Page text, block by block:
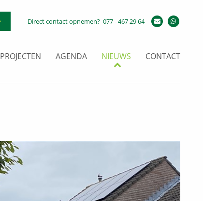
Direct contact opnemen? 077 - 467 29 64
PROJECTEN AGENDA NIEUWS CONTACT